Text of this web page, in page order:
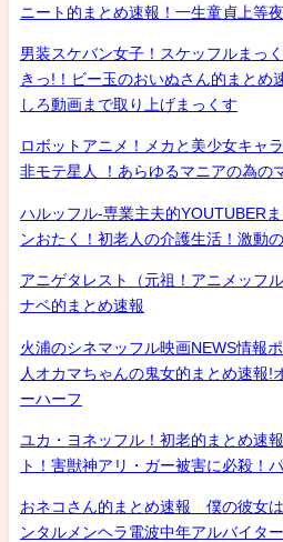
ニート的まとめ速報！一生童貞上等夜
男装スケバン女子！スケッフルまっ
きっ!！ビー玉のおいぬさん的まと
しろ動画まで取り上げまっくす
ロボットアニメ！メカと美少女キャ
非モテ星人 ！あらゆるマニアの為の
ハルッフル-専業主夫的YOUTUBER
ンおたく！初老人の介護生活！激動
アニゲタレスト（元祖！アニメッフ
ナベ的まとめ速報
火浦のシネマッフル映画NEWS情報
人オカマちゃんの鬼女的まとめ速報!
ーハーフ
ユカ・ヨネッフル！初老的まとめ速
ト！害獣神アリ・ガー被害に必殺！
おネコさん的まとめ速報 僕の彼女
ンタルメンヘラ電波中年アルバイタ